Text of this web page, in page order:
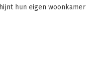
hun eigen woonkamer